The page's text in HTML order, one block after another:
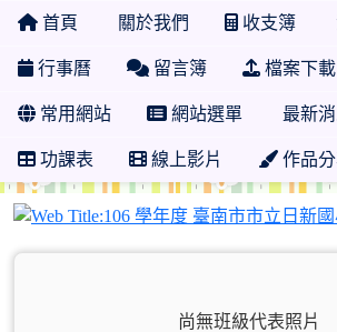
首頁 關於我們 收支簿
行事曆 留言簿 檔案下載
常用網站 網站選單 最新
功課表 線上影片 作品
尚無班級代表照片